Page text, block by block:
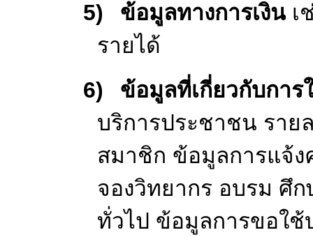
ข้อมูลส่วนบุคคล
เช่น เอกสารประ
หนังสือรับรองธุร
นิติบุคคล และเอ
4)
ข้อมูลการติดต่
ตัวประชาชน หรื